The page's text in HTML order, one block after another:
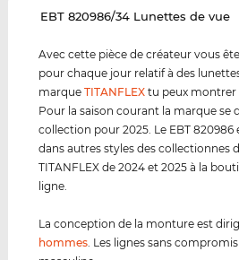
‌EBT 820986/34 Lunettes de vue
Avec cette pièce de créateur vous
pour chaque jour relatif à des
marqueTITANFLEX tu peux montrer
Pour la saison courant la marque se
collection pour 2025. Le EBT 820986
dans autres styles des collectionnes
TITANFLEX de 2024 et 2025 à la
ligne.
La conception de la monture est
hommes. Les lignes sans